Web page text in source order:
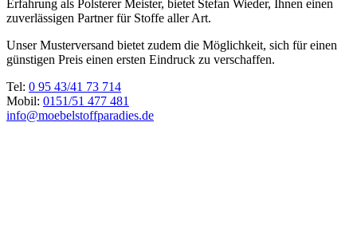
Erfahrung als Polsterer Meister, bietet Stefan Wieder, Ihnen einen
zuverlässigen Partner für Stoffe aller Art.
Unser Musterversand bietet zudem die Möglichkeit, sich für einen
günstigen Preis einen ersten Eindruck zu verschaffen.
Tel: 0 95 43/41 73 714
Mobil: 0151/51 477 481
info@moebelstoffparadies.de